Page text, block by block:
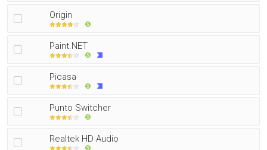
Origin
Paint.NET
Picasa
Punto Switcher
Realtek HD Audio